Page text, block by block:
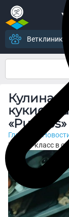
Ветклиника
кукис:
Главная
Мастер-класс в